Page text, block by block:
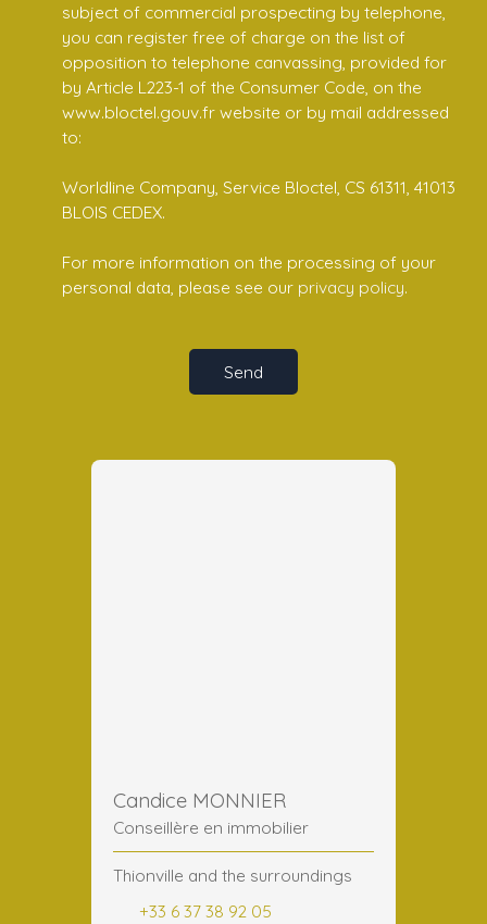
subject of commercial prospecting by telephone,
you can register free of charge on the list of
opposition to telephone canvassing, provided for
by Article L223-1 of the Consumer Code, on the
www.bloctel.gouv.fr website or by mail addressed
to:
Worldline Company, Service Bloctel, CS 61311, 41013
BLOIS CEDEX.
For more information on the processing of your
personal data, please see our privacy policy.
Send
Candice MONNIER
Conseillère en immobilier
Thionville and the surroundings
+33 6 37 38 92 05